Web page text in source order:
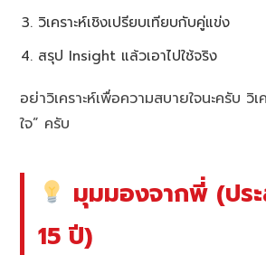
วิเคราะห์เชิงเปรียบเทียบกับคู่แข่ง
สรุป Insight แล้วเอาไปใช้จริง
อย่าวิเคราะห์เพื่อความสบายใจนะครับ วิ
ใจ” ครับ
มุมมองจากพี่ (ปร
15 ปี)